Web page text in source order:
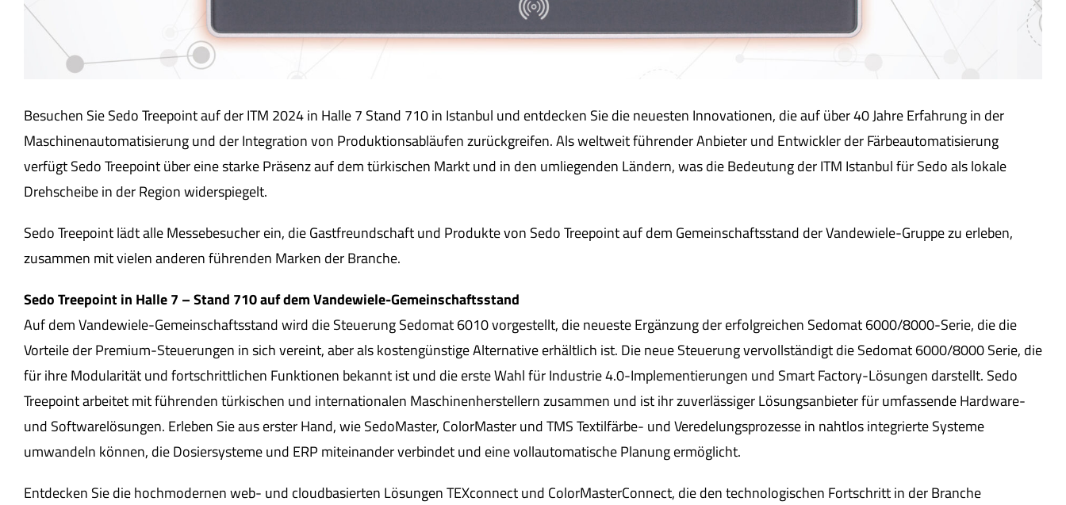
Besuchen Sie Sedo Treepoint auf der ITM 2024 in Halle 7 Stand 710 in Istanbul und entdecken Sie die neuesten Innovationen, die auf über 40 Jahre Erfahrung in der
Maschinenautomatisierung und der Integration von Produktionsabläufen zurückgreifen. Als weltweit führender Anbieter und Entwickler der Färbeautomatisierung
verfügt Sedo Treepoint über eine starke Präsenz auf dem türkischen Markt und in den umliegenden Ländern, was die Bedeutung der ITM Istanbul für Sedo als lokale
Drehscheibe in der Region widerspiegelt.
Sedo Treepoint lädt alle Messebesucher ein, die Gastfreundschaft und Produkte von Sedo Treepoint auf dem Gemeinschaftsstand der Vandewiele-Gruppe zu erleben,
zusammen mit vielen anderen führenden Marken der Branche.
Sedo Treepoint in Halle 7 – Stand 710 auf dem Vandewiele-Gemeinschaftsstand
Auf dem Vandewiele-Gemeinschaftsstand wird die Steuerung Sedomat 6010 vorgestellt, die neueste Ergänzung der erfolgreichen Sedomat 6000/8000-Serie, die die
Vorteile der Premium-Steuerungen in sich vereint, aber als kostengünstige Alternative erhältlich ist. Die neue Steuerung vervollständigt die Sedomat 6000/8000 Serie, die
für ihre Modularität und fortschrittlichen Funktionen bekannt ist und die erste Wahl für Industrie 4.0-Implementierungen und Smart Factory-Lösungen darstellt. Sedo
Treepoint arbeitet mit führenden türkischen und internationalen Maschinenherstellern zusammen und ist ihr zuverlässiger Lösungsanbieter für umfassende Hardware-
und Softwarelösungen. Erleben Sie aus erster Hand, wie SedoMaster, ColorMaster und TMS Textilfärbe- und Veredelungsprozesse in nahtlos integrierte Systeme
umwandeln können, die Dosiersysteme und ERP miteinander verbindet und eine vollautomatische Planung ermöglicht.
Entdecken Sie die hochmodernen web- und cloudbasierten Lösungen TEXconnect und ColorMasterConnect, die den technologischen Fortschritt in der Branche